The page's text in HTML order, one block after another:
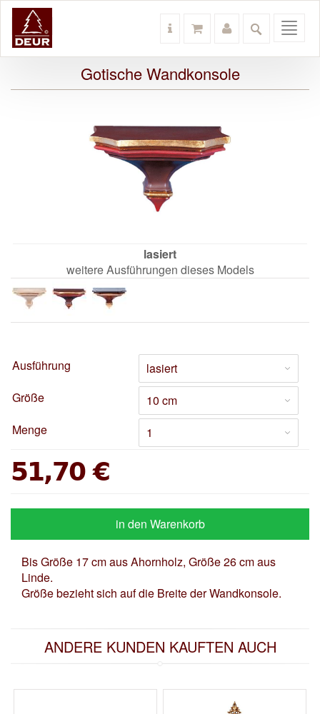
Gotische Wandkonsole
lasiert
weitere Ausführungen dieses Models
Ausführung
Größe
Menge
51,70 €
in den Warenkorb
Bis Größe 17 cm aus Ahornholz, Größe 26 cm aus
Linde.
Größe bezieht sich auf die Breite der Wandkonsole.
ANDERE KUNDEN KAUFTEN AUCH